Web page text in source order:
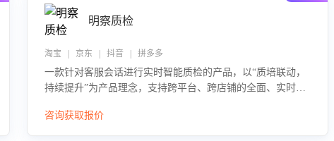
明察质检
淘宝 | 京东 | 抖音 | 拼多多
一款针对客服会话进行实时智能质检的产品，以“质培联动，
持续提升”为产品理念，支持跨平台、跨店铺的全面、实时、
团队的销服能力。
咨询获取报价